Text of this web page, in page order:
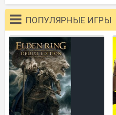
ПОПУЛЯРНЫЕ ИГРЫ